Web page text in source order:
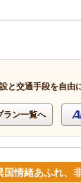
と交通手段を自由
ラン一覧へ
情緒あふれ、